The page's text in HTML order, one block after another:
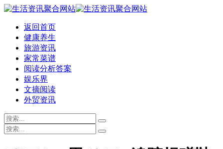
返回首页
健康养生
旅游资讯
家常菜谱
阅读分析答案
娱乐界
文摘阅读
外贸资讯